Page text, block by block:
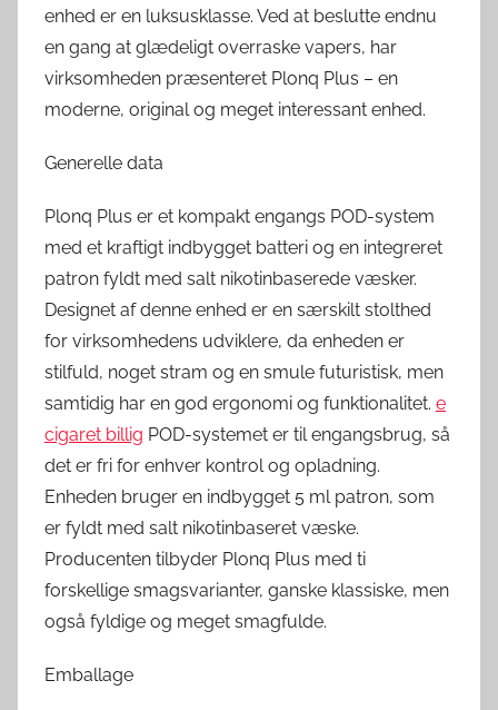
enhed er en luksusklasse. Ved at beslutte endnu
en gang at glædeligt overraske vapers, har
virksomheden præsenteret Plonq Plus – en
moderne, original og meget interessant enhed.
Generelle data
Plonq Plus er et kompakt engangs POD-system
med et kraftigt indbygget batteri og en integreret
patron fyldt med salt nikotinbaserede væsker.
Designet af denne enhed er en særskilt stolthed
for virksomhedens udviklere, da enheden er
stilfuld, noget stram og en smule futuristisk, men
samtidig har en god ergonomi og funktionalitet. e
cigaret billig POD-systemet er til engangsbrug, så
det er fri for enhver kontrol og opladning.
Enheden bruger en indbygget 5 ml patron, som
er fyldt med salt nikotinbaseret væske.
Producenten tilbyder Plonq Plus med ti
forskellige smagsvarianter, ganske klassiske, men
også fyldige og meget smagfulde.
Emballage